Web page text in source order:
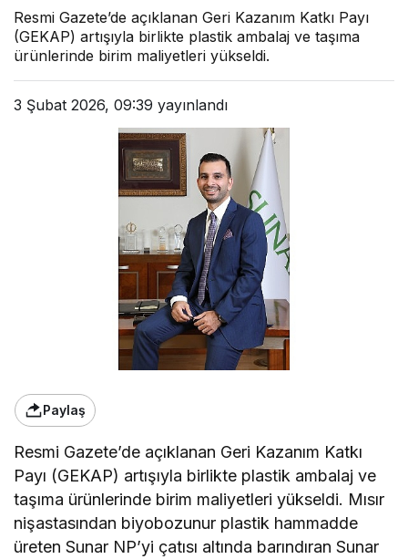
Resmi Gazete’de açıklanan Geri Kazanım Katkı Payı
(GEKAP) artışıyla birlikte plastik ambalaj ve taşıma
ürünlerinde birim maliyetleri yükseldi.
3 Şubat 2026, 09:39 yayınlandı
Paylaş
Resmi Gazete’de açıklanan Geri Kazanım Katkı
Payı (GEKAP) artışıyla birlikte plastik ambalaj ve
taşıma ürünlerinde birim maliyetleri yükseldi. Mısır
nişastasından biyobozunur plastik hammadde
üreten Sunar NP’yi çatısı altında barındıran Sunar